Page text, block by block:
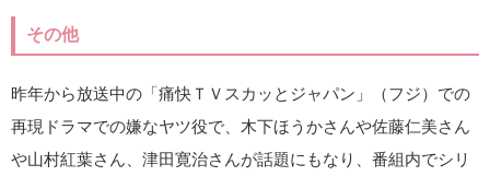
その他
昨年から放送中の「痛快ＴＶスカッとジャパン」（フジ）での
再現ドラマでの嫌なヤツ役で、木下ほうかさんや佐藤仁美さん
や山村紅葉さん、津田寛治さんが話題にもなり、番組内でシリ